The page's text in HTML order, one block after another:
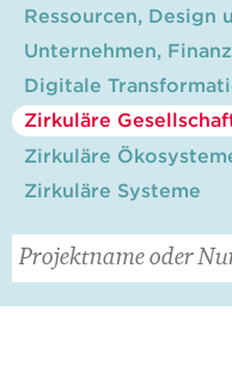
Ressourcen, Design
Unternehmen,
Digitale
Zirkuläre
Zirkuläre
Zirkuläre Systeme